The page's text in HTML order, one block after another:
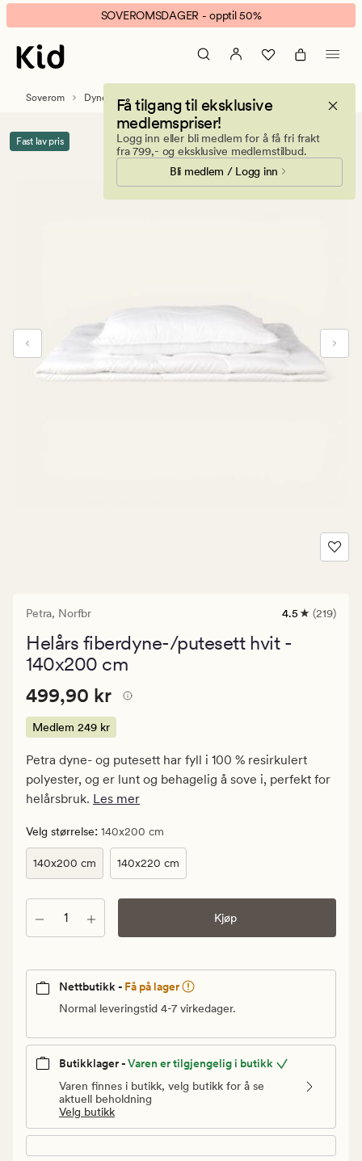
Petra
helårs
fiberdyne-/putesett
hvit
banner.
Klikk
ESCAPE
pause.
SOVEROMSDAGER - opptil 50%
Få tilgang til eksklusive
medlemspriser!
Logg inn eller bli medlem for å få fri frakt
fra 799,- og eksklusive medlemstilbud.
Bli medlem / Logg inn
Soverom Dyner Fiberdyner
Fast lav pris
Petra, Norfbr
219
med
4.5 (219)
Helårs fiberdyne-/putesett hvit -
140x200 cm
Pris
499,90
kr.
249
kr
Pris 499,90 kr
499,90 kr
Medlem 249 kr
Petra dyne- og putesett har fyll i 100 % resirkulert
polyester, og er lunt og behagelig å sove i, perfekt for
helårsbruk. Les mer
Velg størrelse: 140x200 cm
140x200 cm 140x220 cm
Antall Kjøp
Nettbutikk - Få på lager
Normal leveringstid 4-7 virkedager.
Butikklager -Varen er tilgjengelig i butikk
Varen finnes i butikk, velg butikk for å se
aktuell beholdning
Velg butikk